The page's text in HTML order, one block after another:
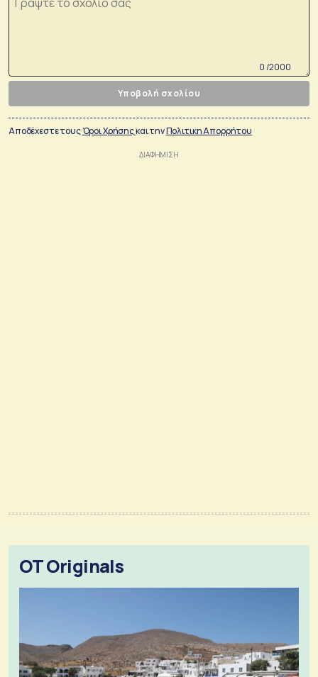
0 /2000
Υποβολή σχολίου
Αποδέχεστε τουςΌροι Χρήσηςκαι τηνΠολιτικη Απορρήτου
OT Originals